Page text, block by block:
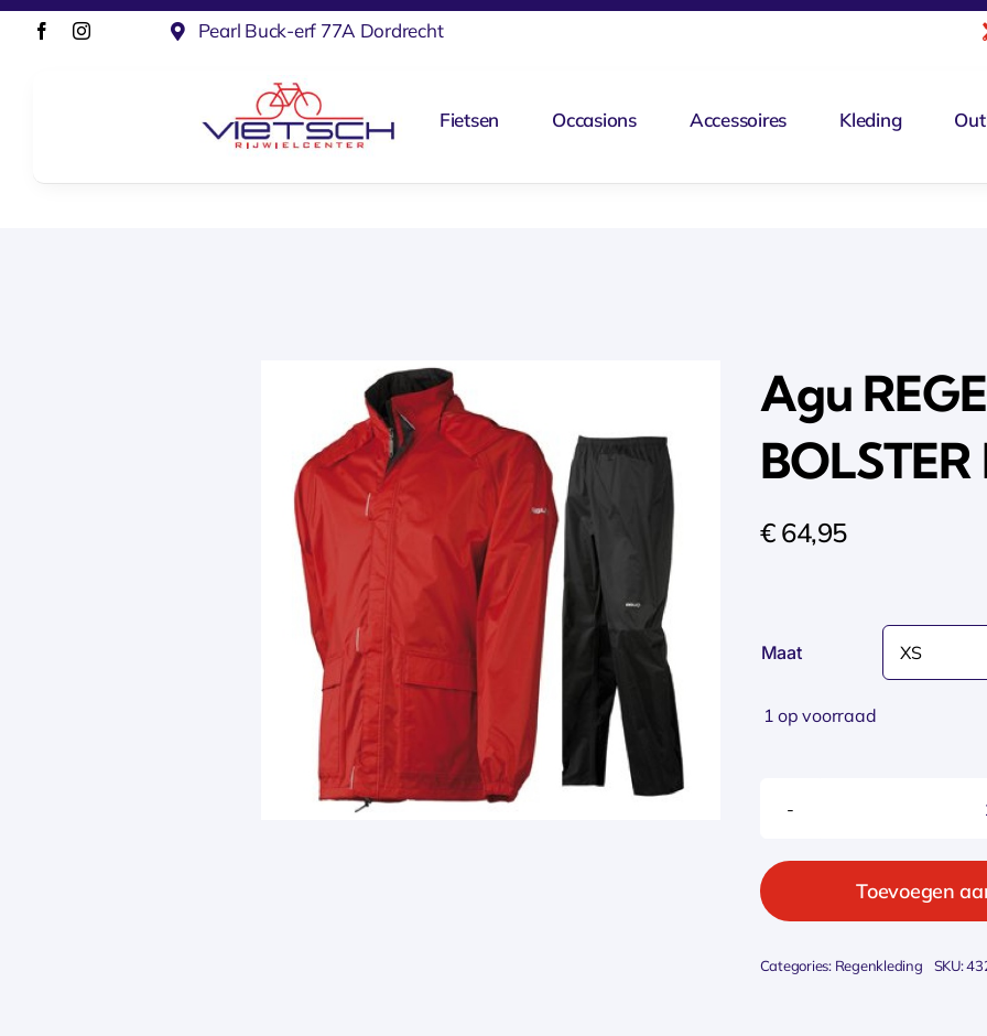
Ga
Pearl Buck-erf 77A Dordrecht
Fietsen Occasions Accessoires Kleding
Agu
€64,95
Maat
1 op voorraad
Toevoegen
Categories: Regenkleding SKU: